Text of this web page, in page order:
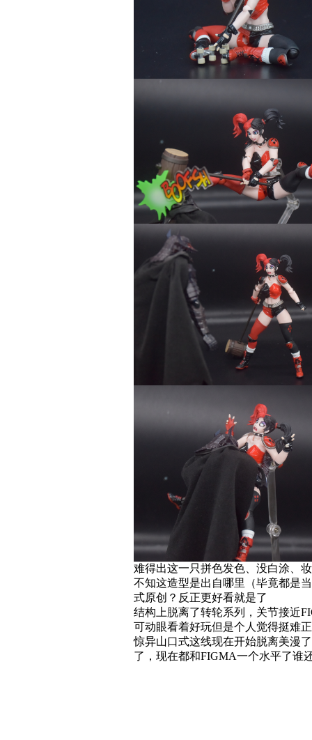
难得出这一只拼色发色、没白涂、
不知这造型是出自哪里（毕竟都是
式原创？反正更好看就是了
结构上脱离了转轮系列，关节接近
可动眼看着好玩但是个人觉得挺难
惊异山口式这线现在开始脱离美漫
了，现在都和FIGMA一个水平了谁